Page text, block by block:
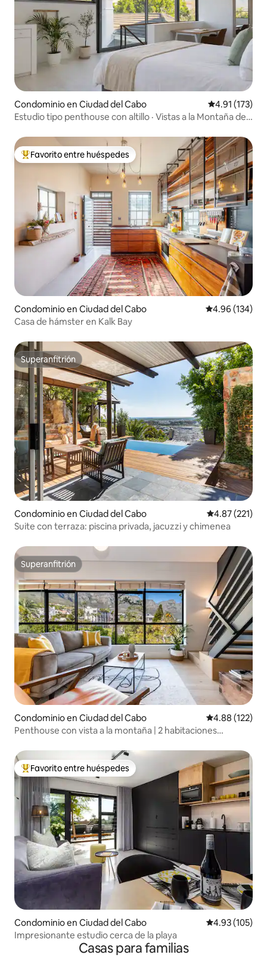
Condominio en Ciudad del Cabo Calificación
4.91 (173)
Estudio tipo penthouse con altillo · Vistas a la Montaña de
De los mejores en Favorito entre huéspedes
Favorito entre huéspedes
Condominio en Ciudad del Cabo Calificación
4.96 (134)
Casa de hámster en Kalk Bay
Superanfitrión
Superanfitrión
Condominio en Ciudad del Cabo Calificación
4.87 (221)
Suite con terraza: piscina privada, jacuzzi y chimenea
Superanfitrión
Superanfitrión
Condominio en Ciudad del Cabo Calificación
4.88 (122)
Penthouse con vista a la montaña | 2 habitaciones
De los mejores en Favorito entre huéspedes
Favorito entre huéspedes
Condominio en Ciudad del Cabo Calificación
4.93 (105)
Impresionante estudio cerca de la playa
Casas para familias